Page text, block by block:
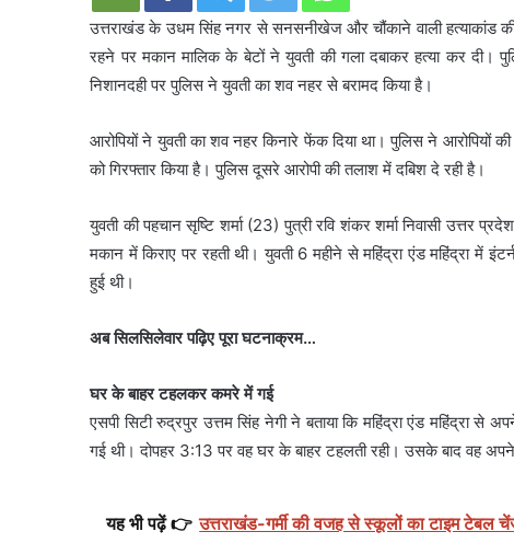
उत्तराखंड के उधम सिंह नगर से सनसनीखेज और चौंकाने वाली हत्याकांड
रहने पर मकान मालिक के बेटों ने युवती की गला दबाकर हत्या कर दी।
निशानदही पर पुलिस ने युवती का शव नहर से बरामद किया है।
आरोपियों ने युवती का शव नहर किनारे फेंक दिया था। पुलिस ने आरोपियों
को गिरफ्तार किया है। पुलिस दूसरे आरोपी की तलाश में दबिश दे रही है।
युवती की पहचान सृष्टि शर्मा (23) पुत्री रवि शंकर शर्मा निवासी उत्तर
मकान में किराए पर रहती थी। युवती 6 महीने से महिंद्रा एंड महिंद्रा में
हुई थी।
अब सिलसिलेवार पढ़िए पूरा घटनाक्रम…
घर के बाहर टहलकर कमरे में गई
एसपी सिटी रुद्रपुर उत्तम सिंह नेगी ने बताया कि महिंद्रा एंड महिंद्रा
गई थी। दोपहर 3:13 पर वह घर के बाहर टहलती रही। उसके बाद वह
यह भी पढ़ें 👉 उत्तराखंड-गर्मी की वजह से स्कूलों का टाइम टेबल